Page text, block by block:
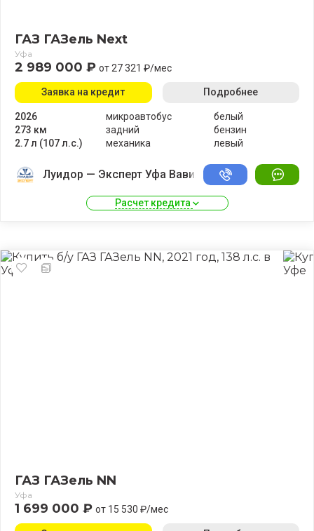
ГАЗ ГАЗель Next
Уфа
2 989 000 ₽ от 27 321 ₽/мес
2026
273 км
2.7 л (107 л.с.)
микроавтобус
задний
механика
белый
бензин
левый
Заявка на кредит Подробнее
Луидор — Эксперт Уфа Вавилово
Расчет кредита
ГАЗ ГАЗель NN
Уфа
1 699 000 ₽ от 15 530 ₽/мес